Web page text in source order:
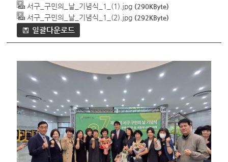
서구_구민의_날_기념식_1_(1).jpg (290KByte)
서구_구민의_날_기념식_1_(2).jpg (292KByte)
일괄다운로드